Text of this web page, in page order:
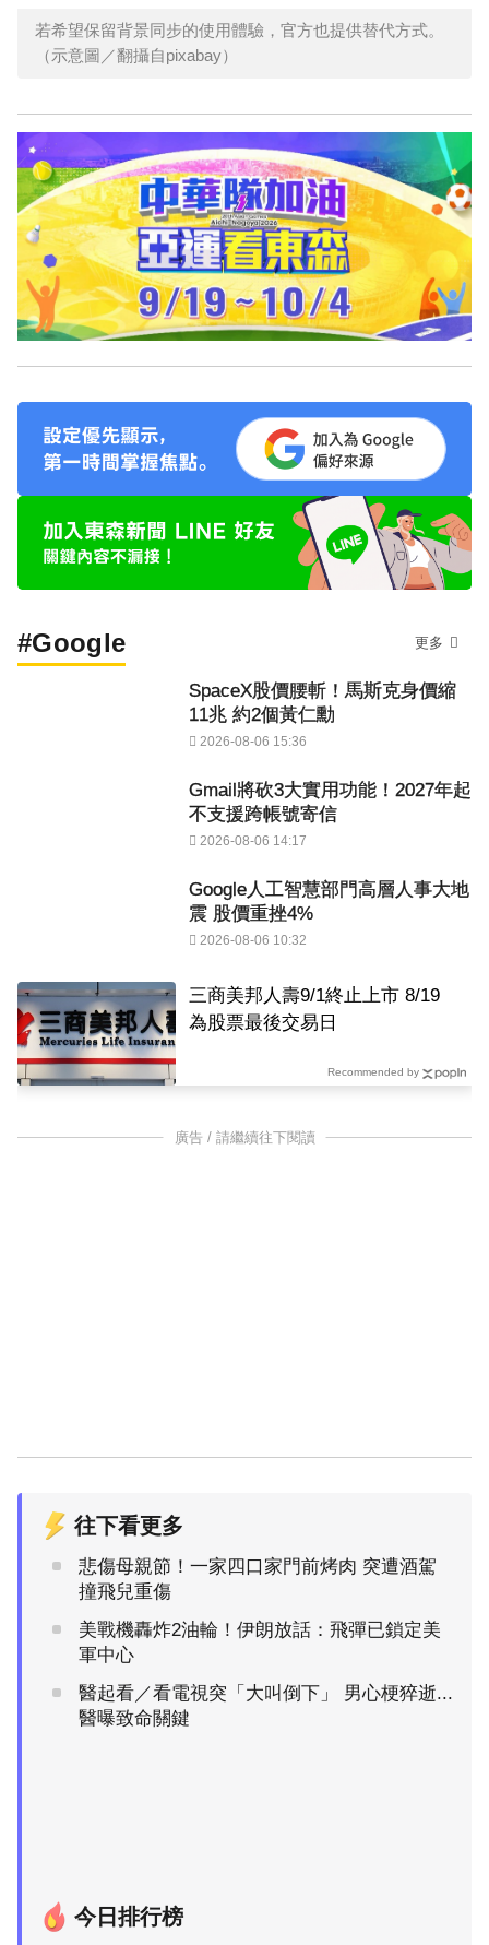
若希望保留背景同步的使用體驗，官方也提供替代方式。
（示意圖／翻攝自pixabay）
#Google 更多
SpaceX股價腰斬！馬斯克身價縮
11兆 約2個黃仁勳
2026-08-06 15:36
Gmail將砍3大實用功能！2027年起
不支援跨帳號寄信
2026-08-06 14:17
Google人工智慧部門高層人事大地
震 股價重挫4%
2026-08-06 10:32
三商美邦人壽9/1終止上市 8/19
為股票最後交易日
Recommended by
廣告 / 請繼續往下閱讀
往下看更多
悲傷母親節！一家四口家門前烤肉 突遭酒駕
撞飛兒重傷
美戰機轟炸2油輪！伊朗放話：飛彈已鎖定美
軍中心
醫起看／看電視突「大叫倒下」 男心梗猝逝...
醫曝致命關鍵
今日排行榜